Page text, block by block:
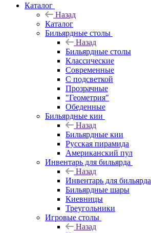
Каталог
Назад
Каталог
Бильярдные столы
Назад
Бильярдные столы
Классические
Современные
С подсветкой
Прозрачные
"Геометрия"
Обеденные
Бильярдные кии
Назад
Бильярдные кии
Русская пирамида
Американский пул
Инвентарь для бильярда
Назад
Инвентарь для бильярда
Бильярдные шары
Киевницы
Треугольники
Игровые столы
Назад